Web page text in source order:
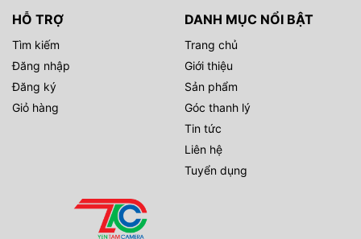
HỖ TRỢ
Tìm kiếm
Đăng nhập
Đăng ký
Giỏ hàng
DANH MỤC NỔI BẬT
Trang chủ
Giới thiệu
Sản phẩm
Góc thanh lý
Tin tức
Liên hệ
Tuyển dụng